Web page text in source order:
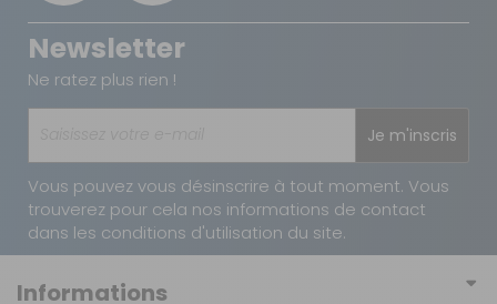
Newsletter
Ne ratez plus rien !
Je m'inscris
Vous pouvez vous désinscrire à tout moment. Vous
trouverez pour cela nos informations de contact
dans les conditions d'utilisation du site.
Informations